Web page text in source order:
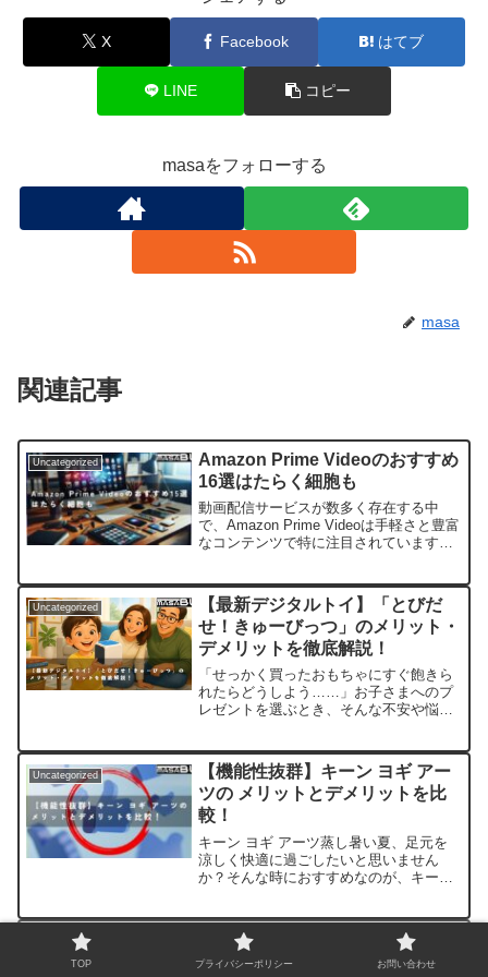
X Facebook はてブ
LINE コピー
masaをフォローする
masa
関連記事
Uncategorized
Amazon Prime Videoのおすすめ
16選はたらく細胞も
動画配信サービスが数多く存在する中
で、Amazon Prime Videoは手軽さと豊富
なコンテンツで特に注目されています。
のアニメも視聴できる点は、大きな魅力
のひとつ...
Uncategorized
【最新デジタルトイ】「とびだ
せ！きゅーびっつ」のメリット・
デメリットを徹底解説！
「せっかく買ったおもちゃにすぐ飽きら
れたらどうしよう……」お子さまへのプ
レゼントを選ぶとき、そんな不安や悩み
ブを開けると、まるで目の前にキャラク
ターがいるかのように触っ...
Uncategorized
【機能性抜群】キーン ヨギ アー
ツの メリットとデメリットを比
較！
キーン ヨギ アーツ蒸し暑い夏、足元を
涼しく快適に過ごしたいと思いません
か？そんな時におすすめなのが、キーン
えた、まさに夏の足元に最適なサンダル
です。快適な履き心地ヨ...
Uncategorized
欲望と罪の狭間に揺れる人間心理
を描く社会派映画3選
TOP プライバシーポリシー お問い合わせ